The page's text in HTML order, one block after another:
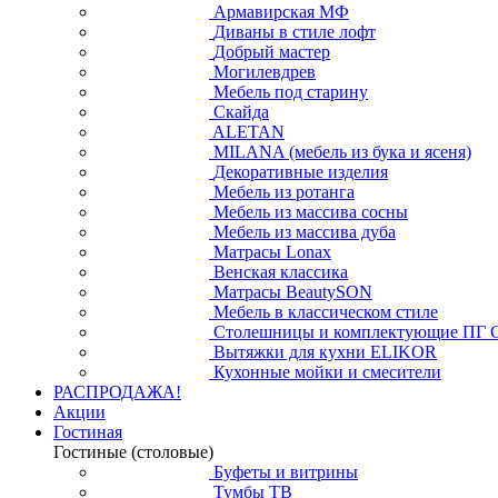
Армавирская МФ
Диваны в стиле лофт
Добрый мастер
Могилевдрев
Мебель под старину
Скайда
ALETAN
MILANA (мебель из бука и ясеня)
Декоративные изделия
Мебель из ротанга
Мебель из массива сосны
Мебель из массива дуба
Матрасы Lonax
Венская классика
Матрасы BeautySON
Мебель в классическом стиле
Столешницы и комплектующие ПГ
Вытяжки для кухни ELIKOR
Кухонные мойки и смесители
РАСПРОДАЖА!
Акции
Гостиная
Гостиные (столовые)
Буфеты и витрины
Тумбы ТВ